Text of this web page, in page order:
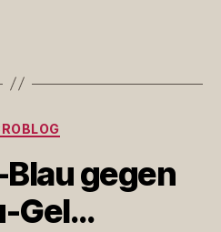
Kategorien
gegen
Gel…